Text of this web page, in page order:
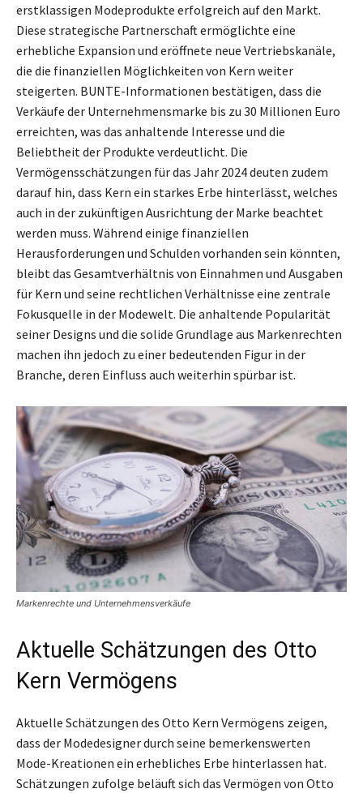
erstklassigen Modeprodukte erfolgreich auf den Markt.
Diese strategische Partnerschaft ermöglichte eine
erhebliche Expansion und eröffnete neue Vertriebskanäle,
die die finanziellen Möglichkeiten von Kern weiter
steigerten. BUNTE-Informationen bestätigen, dass die
Verkäufe der Unternehmensmarke bis zu 30 Millionen Euro
erreichten, was das anhaltende Interesse und die
Beliebtheit der Produkte verdeutlicht. Die
Vermögensschätzungen für das Jahr 2024 deuten zudem
darauf hin, dass Kern ein starkes Erbe hinterlässt, welches
auch in der zukünftigen Ausrichtung der Marke beachtet
werden muss. Während einige finanziellen
Herausforderungen und Schulden vorhanden sein könnten,
bleibt das Gesamtverhältnis von Einnahmen und Ausgaben
für Kern und seine rechtlichen Verhältnisse eine zentrale
Fokusquelle in der Modewelt. Die anhaltende Popularität
seiner Designs und die solide Grundlage aus Markenrechten
machen ihn jedoch zu einer bedeutenden Figur in der
Branche, deren Einfluss auch weiterhin spürbar ist.
Markenrechte und Unternehmensverkäufe
Aktuelle Schätzungen des Otto
Kern Vermögens
Aktuelle Schätzungen des Otto Kern Vermögens zeigen,
dass der Modedesigner durch seine bemerkenswerten
Mode-Kreationen ein erhebliches Erbe hinterlassen hat.
Schätzungen zufolge beläuft sich das Vermögen von Otto